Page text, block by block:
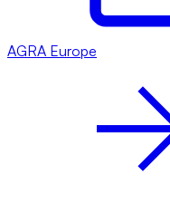
AGRA Europe